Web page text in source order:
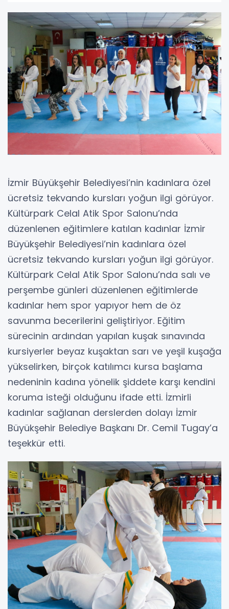
İzmir Büyükşehir Belediyesi’nin kadınlara özel
ücretsiz tekvando kursları yoğun ilgi görüyor.
Kültürpark Celal Atik Spor Salonu’nda
düzenlenen eğitimlere katılan kadınlar İzmir
Büyükşehir Belediyesi’nin kadınlara özel
ücretsiz tekvando kursları yoğun ilgi görüyor.
Kültürpark Celal Atik Spor Salonu’nda salı ve
perşembe günleri düzenlenen eğitimlerde
kadınlar hem spor yapıyor hem de öz
savunma becerilerini geliştiriyor. Eğitim
sürecinin ardından yapılan kuşak sınavında
kursiyerler beyaz kuşaktan sarı ve yeşil kuşağa
yükselirken, birçok katılımcı kursa başlama
nedeninin kadına yönelik şiddete karşı kendini
koruma isteği olduğunu ifade etti. İzmirli
kadınlar sağlanan derslerden dolayı İzmir
Büyükşehir Belediye Başkanı Dr. Cemil Tugay’a
teşekkür etti.